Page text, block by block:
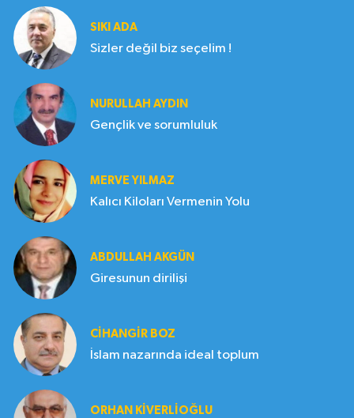
SIKI ADA
Sizler değil biz seçelim !
NURULLAH AYDIN
Gençlik ve sorumluluk
MERVE YILMAZ
Kalıcı Kiloları Vermenin Yolu
ABDULLAH AKGÜN
Giresunun dirilişi
CIHANGIR BOZ
İslam nazarında ideal toplum
ORHAN KIVERLIOĞLU